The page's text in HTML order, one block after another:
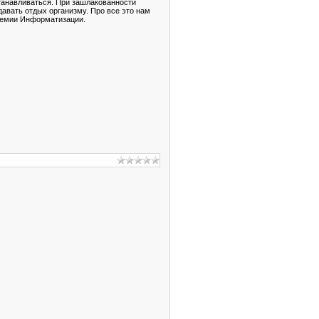
При зашлакованности
отдых организму. Про все это нам
Информатизации.